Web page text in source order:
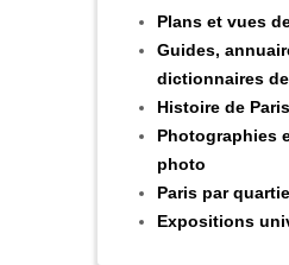
Plans et vues
Guides,
dictionnaires
Histoire de Paris
Photographies
photo
Paris par
Expositions